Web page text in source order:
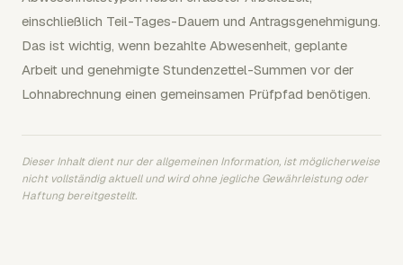
einschließlich Teil-Tages-Dauern und Antragsgenehmigung.
Das ist wichtig, wenn bezahlte Abwesenheit, geplante
Arbeit und genehmigte Stundenzettel-Summen vor der
Lohnabrechnung einen gemeinsamen Prüfpfad benötigen.
Dieser Inhalt dient nur der allgemeinen Information, ist möglicherweise
nicht vollständig aktuell und wird ohne jegliche Gewährleistung oder
Haftung bereitgestellt.